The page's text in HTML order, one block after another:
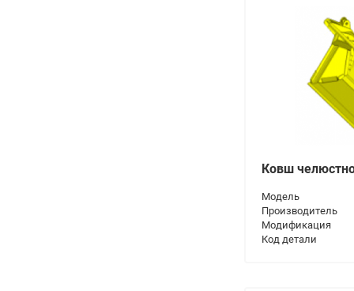
Ковш
Модель
Производитель
Модификация
Код детали